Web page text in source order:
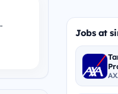
Jobs at